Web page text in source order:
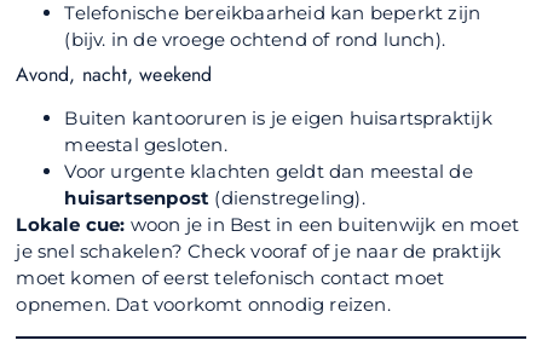
Telefonische bereikbaarheid kan beperkt zijn
(bijv. in de vroege ochtend of rond lunch).
Avond, nacht, weekend
Buiten kantooruren is je eigen huisartspraktijk
meestal gesloten.
Voor urgente klachten geldt dan meestal de
huisartsenpost (dienstregeling).
Lokale cue: woon je in Best in een buitenwijk en moet
je snel schakelen? Check vooraf of je naar de praktijk
moet komen of eerst telefonisch contact moet
opnemen. Dat voorkomt onnodig reizen.